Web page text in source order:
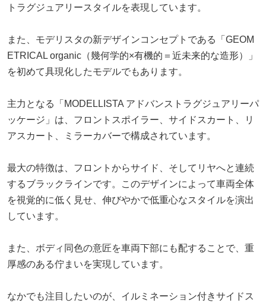
トラグジュアリースタイルを表現しています。
また、モデリスタの新デザインコンセプトである「GEOM
ETRICAL organic（幾何学的×有機的＝近未来的な造形）」
を初めて具現化したモデルでもあります。
主力となる「MODELLISTA アドバンストラグジュアリーパ
ッケージ」は、フロントスポイラー、サイドスカート、リ
アスカート、ミラーカバーで構成されています。
最大の特徴は、フロントからサイド、そしてリヤへと連続
するブラックラインです。このデザインによって車両全体
を視覚的に低く見せ、伸びやかで低重心なスタイルを演出
しています。
また、ボディ同色の意匠を車両下部にも配することで、重
厚感のある佇まいを実現しています。
なかでも注目したいのが、イルミネーション付きサイドス